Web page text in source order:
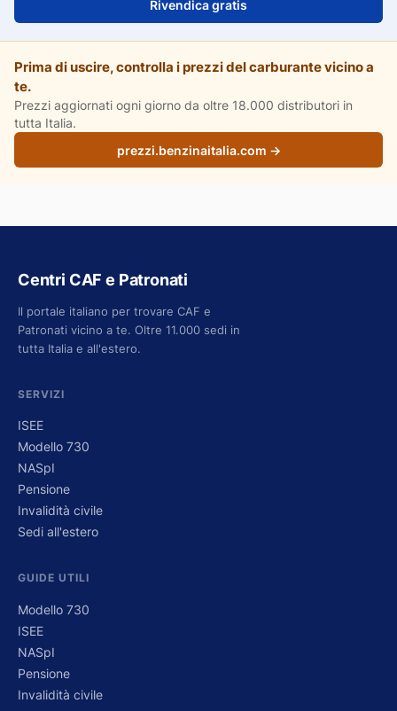
Rivendica gratis
Prima di uscire, controlla i prezzi del carburante vicino a
te.
Prezzi aggiornati ogni giorno da oltre 18.000 distributori in
tutta Italia.
prezzi.benzinaitalia.com →
Centri CAF e Patronati
Il portale italiano per trovare CAF e
Patronati vicino a te. Oltre 11.000 sedi in
tutta Italia e all'estero.
SERVIZI
ISEE
Modello 730
NASpI
Pensione
Invalidità civile
Sedi all'estero
GUIDE UTILI
Modello 730
ISEE
NASpI
Pensione
Invalidità civile